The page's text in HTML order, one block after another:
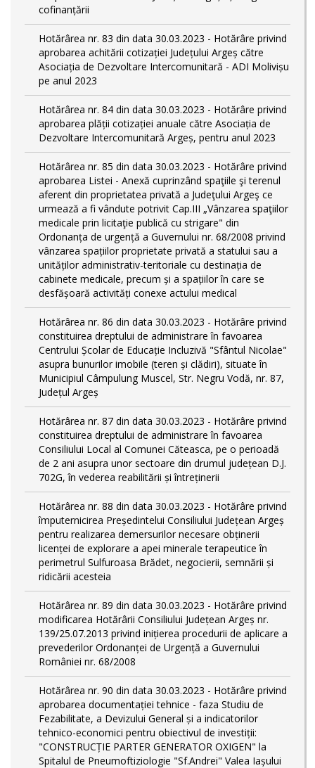
cofinanțării
Hotărârea nr. 83 din data 30.03.2023 - Hotărâre privind
aprobarea achitării cotizației Județului Argeș către
Asociația de Dezvoltare Intercomunitară - ADI Molivișu
pe anul 2023
Hotărârea nr. 84 din data 30.03.2023 - Hotărâre privind
aprobarea plății cotizației anuale către Asociația de
Dezvoltare Intercomunitară Argeș, pentru anul 2023
Hotărârea nr. 85 din data 30.03.2023 - Hotărâre privind
aprobarea Listei - Anexă cuprinzând spaţiile şi terenul
aferent din proprietatea privată a Judeţului Argeş ce
urmează a fi vândute potrivit Cap.III „Vânzarea spaţiilor
medicale prin licitaţie publică cu strigare" din
Ordonanța de urgență a Guvernului nr. 68/2008 privind
vânzarea spațiilor proprietate privată a statului sau a
unităților administrativ-teritoriale cu destinația de
cabinete medicale, precum și a spațiilor în care se
desfășoară activități conexe actului medical
Hotărârea nr. 86 din data 30.03.2023 - Hotărâre privind
constituirea dreptului de administrare în favoarea
Centrului Școlar de Educație Incluzivă "Sfântul Nicolae"
asupra bunurilor imobile (teren și clădiri), situate în
Municipiul Câmpulung Muscel, Str. Negru Vodă, nr. 87,
Județul Argeș
Hotărârea nr. 87 din data 30.03.2023 - Hotărâre privind
constituirea dreptului de administrare în favoarea
Consiliului Local al Comunei Căteasca, pe o perioadă
de 2 ani asupra unor sectoare din drumul județean D.J.
702G, în vederea reabilitării și întreținerii
Hotărârea nr. 88 din data 30.03.2023 - Hotărâre privind
împuternicirea Președintelui Consiliului Județean Argeș
pentru realizarea demersurilor necesare obținerii
licenței de explorare a apei minerale terapeutice în
perimetrul Sulfuroasa Brădet, negocierii, semnării și
ridicării acesteia
Hotărârea nr. 89 din data 30.03.2023 - Hotărâre privind
modificarea Hotărârii Consiliului Județean Argeș nr.
139/25.07.2013 privind inițierea procedurii de aplicare a
prevederilor Ordonanței de Urgență a Guvernului
României nr. 68/2008
Hotărârea nr. 90 din data 30.03.2023 - Hotărâre privind
aprobarea documentației tehnice - faza Studiu de
Fezabilitate, a Devizului General și a indicatorilor
tehnico-economici pentru obiectivul de investiții:
"CONSTRUCȚIE PARTER GENERATOR OXIGEN" la
Spitalul de Pneumoftiziologie "Sf.Andrei" Valea Iașului